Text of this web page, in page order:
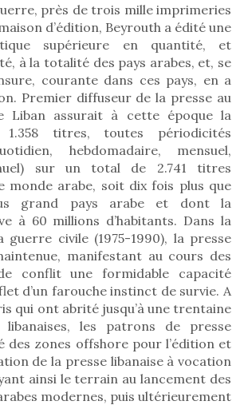
près de trois mille imprimeries
d’édition, Beyrouth a édité une
supérieure en quantité, et
à la totalité des pays arabes, et, se
courante dans ces pays, en a
Premier diffuseur de la presse au
Liban assurait à cette époque la
titres, toutes périodicités
hebdomadaire, mensuel,
sur un total de 2.741 titres
monde arabe, soit dix fois plus que
grand pays arabe et dont la
à 60 millions d’habitants. Dans la
civile (1975-1990), la presse
manifestant au cours des
conflit une formidable capacité
d’un farouche instinct de survie. A
qui ont abrité jusqu’à une trentaine
libanaises, les patrons de presse
des zones offshore pour l’édition et
de la presse libanaise à vocation
ainsi le terrain au lancement des
modernes, puis ultérieurement